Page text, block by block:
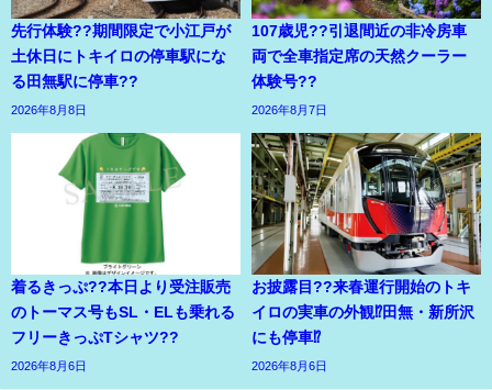
先行体験??期間限定で小江戸が
土休日にトキイロの停車駅にな
る田無駅に停車??
2026年8月8日
107歳児??引退間近の非冷房車
両で全車指定席の天然クーラー
体験号??
2026年8月7日
着るきっぷ??本日より受注販売
のトーマス号もSL・ELも乗れる
フリーきっぷTシャツ??
2026年8月6日
お披露目??来春運行開始のトキ
イロの実車の外観⁉田無・新所沢
にも停車⁉
2026年8月6日